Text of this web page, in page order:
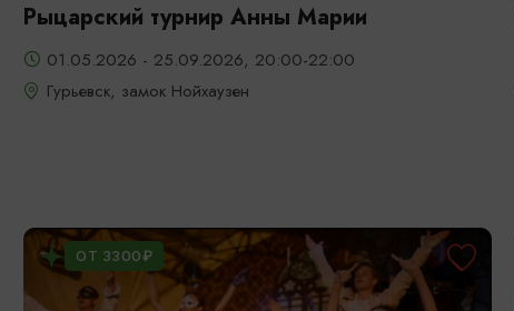
Рыцарский турнир Анны Марии
01.05.2026 - 25.09.2026, 20:00-22:00
Гурьевск, замок Нойхаузен
ОТ 3300₽